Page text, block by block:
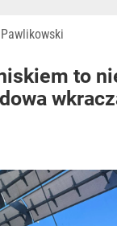
to